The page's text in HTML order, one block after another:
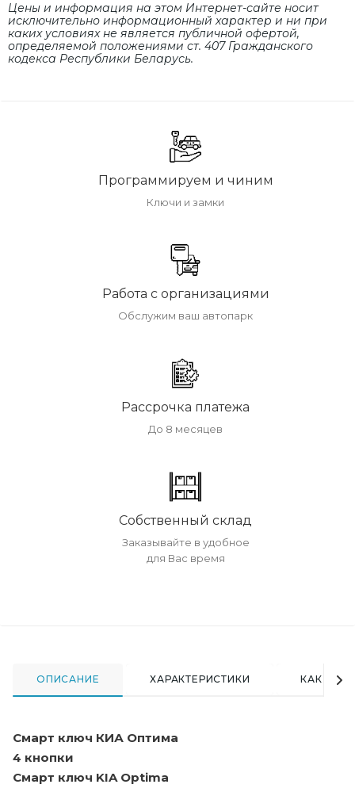
Цены и информация на этом Интернет-сайте носит
исключительно информационный характер и ни при
каких условиях не является публичной офертой,
определяемой положениями cт. 407 Гражданского
кодекса Республики Беларусь.
Программируем и чиним
Ключи и замки
Работа с организациями
Обслужим ваш автопарк
Рассрочка платежа
До 8 месяцев
Собственный склад
Заказывайте в удобное
для Вас время
ОПИСАНИЕ ХАРАКТЕРИСТИКИ КАК
Смарт ключ КИА Оптима
4 кнопки
Смарт ключ KIA Optima